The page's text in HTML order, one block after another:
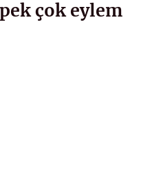
çok eylem